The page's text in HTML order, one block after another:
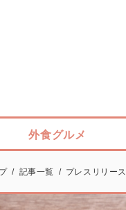
外食グルメ
/ 記事一覧 / プレスリリース